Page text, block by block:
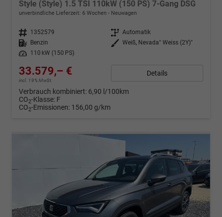
Style (Style) 1.5 TSI 110kW (150 PS) 7-Gang DSG
unverbindliche Lieferzeit: 6 Wochen Neuwagen
Fahrzeugnr. 1352579 Getriebe Automatik
Kraftstoff
Benzin Außenfarbe Weiß, Nevada" Weiss (2Y)"
Leistung
110 kW (150 PS)
33.579,– €
incl. 19% MwSt.
Details
Verbrauch kombiniert: 6,90 l/100km
CO2-Klasse: F
CO2-Emissionen: 156,00 g/km